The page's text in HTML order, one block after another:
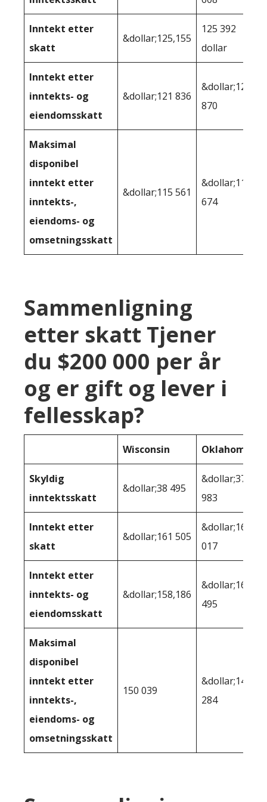
Inntekt etter
skatt
&dollar;125,155
125 392
dollar
Inntekt etter
inntekts- og
eiendomsskatt
&dollar;121 836
&dollar;123
870
Maksimal
disponibel
inntekt etter
inntekts-,
eiendoms- og
omsetningsskatt
&dollar;115 561
&dollar;113
674
Sammenligning
etter skatt Tjener
du $200 000 per år
og er gift og lever i
fellesskap?
Wisconsin Oklahoma
Skyldig
inntektsskatt
&dollar;38 495
&dollar;37
983
Inntekt etter
skatt
&dollar;161 505
&dollar;162
017
Inntekt etter
inntekts- og
eiendomsskatt
&dollar;158,186
&dollar;160
495
Maksimal
disponibel
inntekt etter
inntekts-,
eiendoms- og
omsetningsskatt
150 039
&dollar;147
284